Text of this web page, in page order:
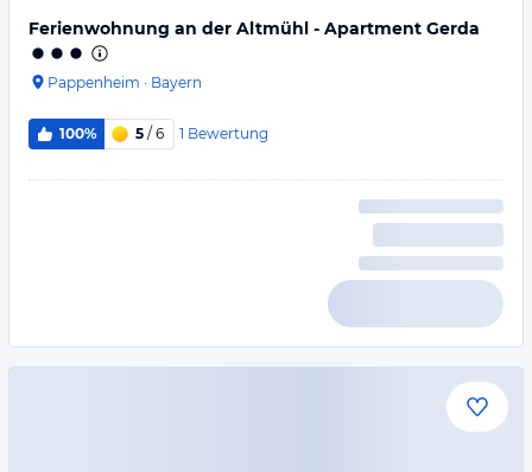
Ferienwohnung an der Altmühl - Apartment Gerda
Pappenheim · Bayern
100% 5 / 6 1 Bewertung